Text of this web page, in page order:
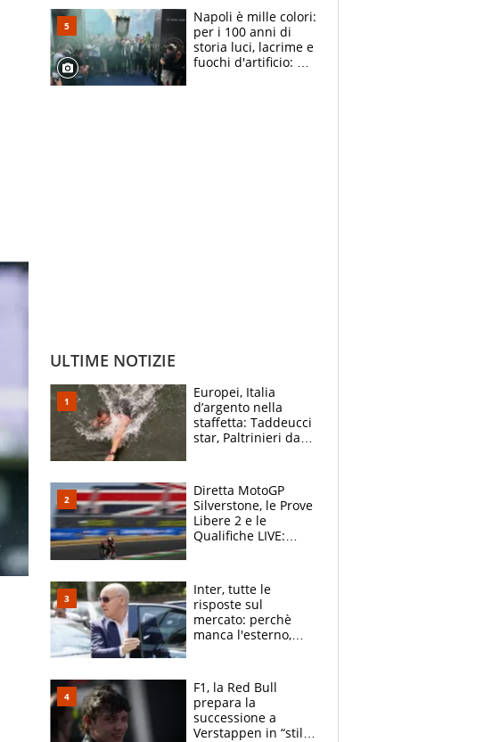
bigliettini
Napoli è mille colori:
per i 100 anni di
storia luci, lacrime e
fuochi d'artificio: De
ULTIME NOTIZIE
Europei, Italia
d’argento nella
staffetta: Taddeucci
star, Paltrinieri da
Padre Pio
Diretta MotoGP
Silverstone, le Prove
Libere 2 e le
Qualifiche LIVE:
Inter, tutte le
risposte sul
mercato: perchè
manca l'esterno,
vero obiettivo di
Marotta
F1, la Red Bull
prepara la
successione a
Verstappen in “stile